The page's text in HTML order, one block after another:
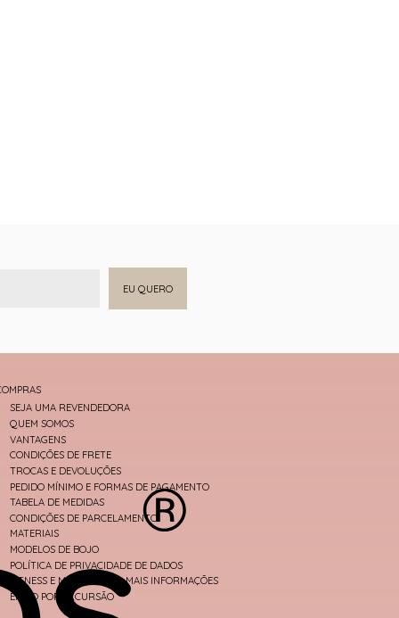
EU QUERO
SEJA UMA REVENDEDORA
QUEM SOMOS
VANTAGENS
CONDIÇÕES DE FRETE
TROCAS E DEVOLUÇÕES
PEDIDO MÍNIMO E FORMAS DE PAGAMENTO
TABELA DE MEDIDAS
CONDIÇÕES DE PARCELAMENTO
MATERIAIS
MODELOS DE BOJO
POLÍTICA DE PRIVACIDADE DE DADOS
FITNESS E MODA PRAIA - MAIS INFORMAÇÕES
ENVIO POR EXCURSÃO